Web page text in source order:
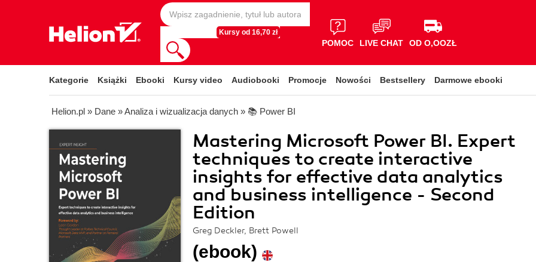
Kursy od 16,70 zł
POMOC LIVE CHAT OD O,OOZŁ
Kategorie Książki Ebooki Kursy video Audiobooki Promocje Nowości Bestsellery Darmowe ebooki
Helion.pl » Dane »Analiza i wizualizacja danych » 📚 Power BI
Mastering Microsoft Power BI. Expert
techniques to create interactive
insights for effective data analytics
and business intelligence - Second
Edition
Greg Deckler, Brett Powell
(ebook)